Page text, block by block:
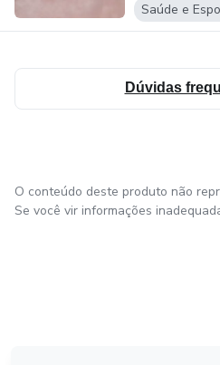
Saúde e
Dúvidas
O conteúdo deste produto não
Se você vir informações